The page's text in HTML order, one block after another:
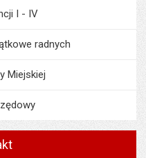
I - IV
radnych
Miejskiej